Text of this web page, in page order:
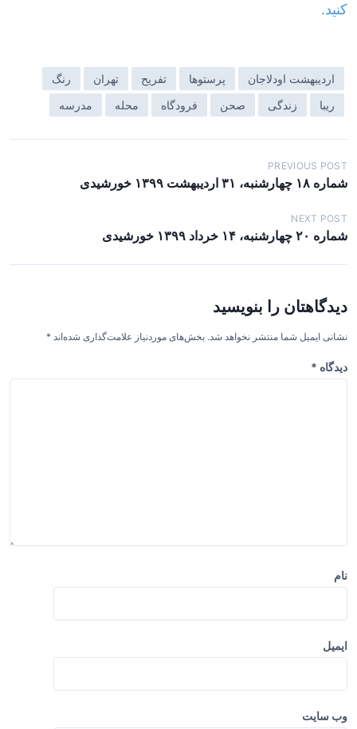
کنید.
اردیبهشت اودلاجان پرستوها تفریح تهران
رنگ
ریبا
زندگی صحن فرودگاه محله مدرسه
ر
ا
ه
ب
ر
ن
و
ش
ت
PREVIOUS POST
شماره ۱۸ چهارشنبه، ۳۱ اردیبهشت ۱۳۹۹ خورشیدی
NEXT POST
شماره ۲۰ چهارشنبه، ۱۴ خرداد ۱۳۹۹ خورشیدی
دیدگاهتان را بنویسید
نشانی ایمیل شما منتشر نخواهد شد. بخش‌های موردنیاز علامت‌گذاری شده‌اند *
دیدگاه *
نام
ایمیل
وب‌ سایت